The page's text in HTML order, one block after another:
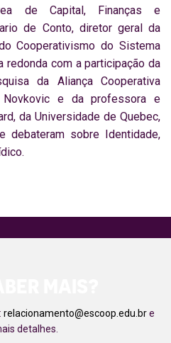
de Capital, Finanças e
de Conto, diretor geral da
Cooperativismo do Sistema
redonda com a participação da
da Aliança Cooperativa
Novkovic e da professora e
da Universidade de Quebec,
debateram sobre Identidade,
relacionamento@escoop.edu.bre
detalhes.